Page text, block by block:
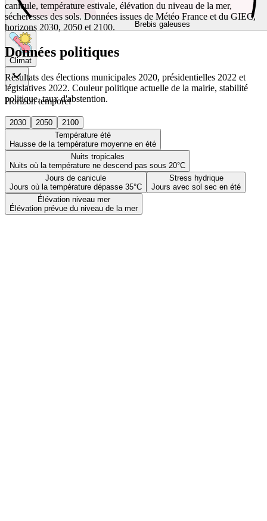
Brebis galeuses
Climat
Horizon temporel
2030 2050
2100
Température été
Hausse de la température moyenne en été
Nuits tropicales
Nuits où la température ne descend pas sous 20°C
Jours de canicule
Jours où la température dépasse 35°C
Stress hydrique
Jours avec sol sec en été
Élévation niveau mer
Élévation prévue du niveau de la mer
canicule, température estivale, élévation du niveau de la mer,
sécheresses des sols. Données issues de Météo France et du GIEC,
horizons 2030, 2050 et 2100.
Données politiques
Résultats des élections municipales 2020, présidentielles 2022 et
législatives 2022. Couleur politique actuelle de la mairie, stabilité
politique, taux d'abstention.